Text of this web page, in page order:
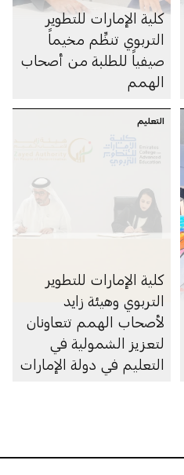
كلية الإمارات للتطوير
التربوي تنظِّم مخيماً
صيفياً للطلبة من أصحاب
الهمم
التعليم
كلية الإمارات للتطوير
التربوي وهيئة زايد
لأصحاب الهمم تتعاونان
لتعزيز الشمولية في
التعليم في دولة الإمارات